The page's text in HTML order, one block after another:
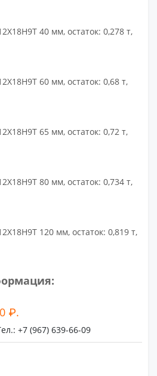
40 мм, остаток: 0,278 т,
60 мм, остаток: 0,68 т,
65 мм, остаток: 0,72 т,
80 мм, остаток: 0,734 т,
120 мм, остаток: 0,819 т,
₽.
+7 (967) 639-66-09